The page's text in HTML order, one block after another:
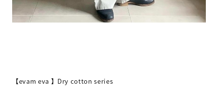
【evam eva 】 Dry cotton series